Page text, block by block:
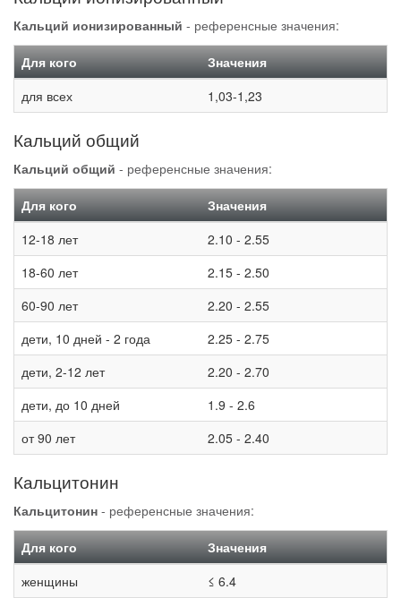
Кальций ионизированный - референсные значения:
Для кого
Значения
для всех
1,03-1,23
Кальций общий
Кальций общий - референсные значения:
Для кого
Значения
12-18 лет
2.10 - 2.55
18-60 лет
2.15 - 2.50
60-90 лет
2.20 - 2.55
дети, 10 дней - 2 года
2.25 - 2.75
дети, 2-12 лет
2.20 - 2.70
дети, до 10 дней
1.9 - 2.6
от 90 лет
2.05 - 2.40
Кальцитонин
Кальцитонин - референсные значения:
Для кого
Значения
женщины
≤ 6.4